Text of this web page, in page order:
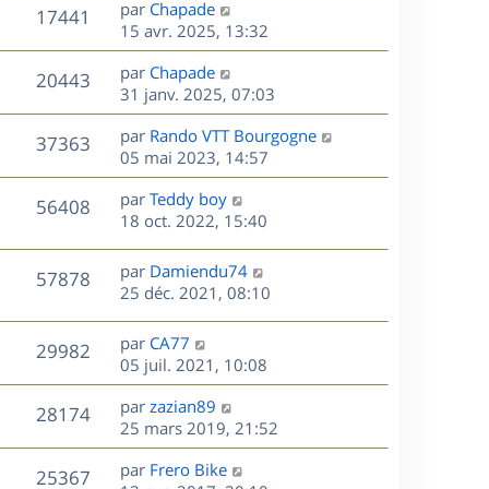
s
n
i
e
r
m
e
s
s
a
g
e
17441
u
e
s
D
e
r
n
i
e
r
m
e
s
s
a
g
e
par Chapade
15 avr. 2025, 13:32
20443V
u
e
s
D
e
r
n
i
e
r
m
e
s
s
e
par Chapade
31 janv. 2025, 07:03
37363V
u
e
D
e
r
n
i
e
r
m
s
a
e
par Rando VTT Bourgogne
05 mai 2023, 14:57
56408V
u
e
s
D
e
n
i
r
m
e
s
a
e
par Teddy boy
18 oct. 2022, 15:40
57878V
u
e
D
e
i
e
r
m
e
s
par Damiendu74
25 déc. 2021, 08:10
29982V
u
s
D
e
r
n
i
e
r
par CA77
05 juil. 2021, 10:08
28174V
u
D
e
r
n
par zazian89
25 mars 2019, 21:52
25367V
D
par Frero Bike